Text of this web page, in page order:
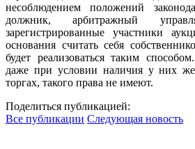
несоблюдением положений
должник, арбитражный
зарегистрированные участники
основания считать себя
будет реализоваться таким
даже при условии наличия у них
торгах, такого права не имеют.
Поделиться публикацией:
Все публикации Следующая новость